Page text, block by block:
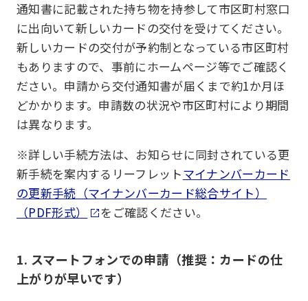
通知書に記載された持ち物を持参して市区町村窓口
に出向いて新しいカードの交付を受けてください。
新しいカードの交付が予約制となっている市区町村
もありますので、事前にホームページ等でご確認く
ださい。申請から交付通知書が届くまで約1か月ほ
どかかります。申請数の状況や市区町村により期間
は異なります。
※詳しい手続方法は、お知らせに同封されている更
新手続を案内するリーフレットマイナンバーカード
の更新手続（マイナンバーカード総合サイト）
（PDF形式）
をご確認ください。
1. スマートフォンでの申請（推奨：カードの仕
上がりが早いです）